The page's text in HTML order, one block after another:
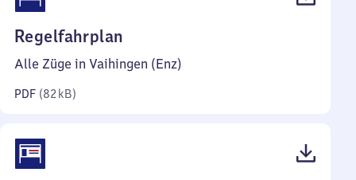
Regelfahrplan
82
Alle Züge in Vaihingen (Enz)
PDF (82 kB)